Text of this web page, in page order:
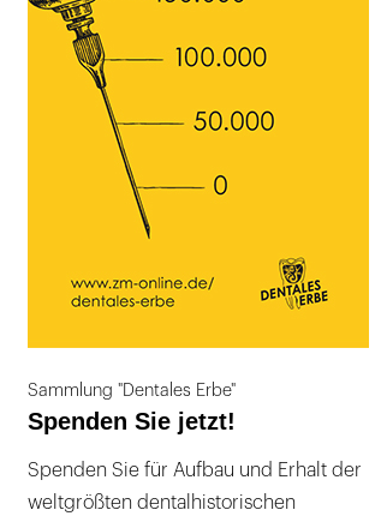
Sammlung "Dentales Erbe"
Spenden Sie jetzt!
Spenden Sie für Aufbau und Erhalt der
weltgrößten dentalhistorischen